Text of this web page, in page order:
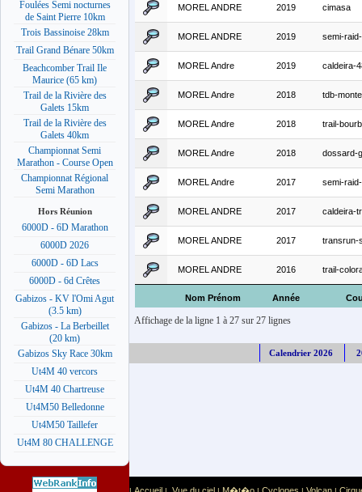
Foulées Semi nocturnes
de Saint Pierre 10km
Trois Bassinoise 28km
Trail Grand Bénare 50km
Beachcomber Trail Ile
Maurice (65 km)
Trail de la Rivière des
Galets 15km
Trail de la Rivière des
Galets 40km
Championnat Semi
Marathon - Course Open
Championnat Régional
Semi Marathon
Hors Réunion
6000D - 6D Marathon
6000D 2026
6000D - 6D Lacs
6000D - 6d Crêtes
Gabizos - KV l'Omi Agut
(3.5 km)
Gabizos - La Berbeillet
(20 km)
Gabizos Sky Race 30km
Ut4M 40 vercors
Ut4M 40 Chartreuse
Ut4M50 Belledonne
Ut4M50 Taillefer
Ut4M 80 CHALLENGE
Nom Prénom Année
MOREL ANDRE 2019 cimasa
MOREL ANDRE 2019 semi-
MOREL Andre 2019 caldeira-
MOREL Andre 2018 tdb-
MOREL Andre 2018 trail-
MOREL Andre 2018 dossard-
MOREL Andre 2017 semi-
MOREL ANDRE 2017 caldeira-
MOREL ANDRE 2017 transrun-
MOREL ANDRE 2016 trail-
Affichage de la ligne 1 à 27 sur 27 lignes
Calendrier 2026